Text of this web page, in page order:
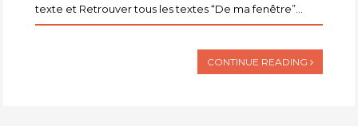
texte et Retrouver tous les textes “De ma fenêtre”...
CONTINUE READING